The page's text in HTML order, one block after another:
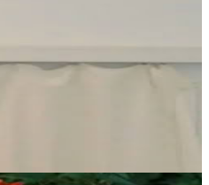
fresco anche nei m...